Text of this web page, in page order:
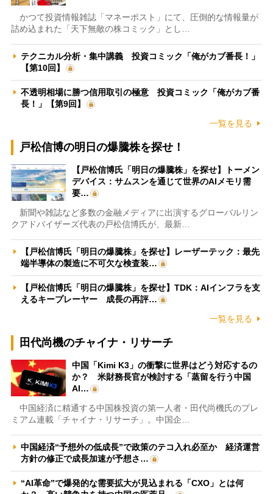
かつて投資情報雑誌「マネーポスト」にて、圧倒的な情報量が
詰め込まれた「天下無敵の株コミック」とし…
テクニカル分析・集中講義 投資コミック「俺がカブ番長！」
【第10回】
不透明相場に勝つ信用取引の極意 投資コミック「俺がカブ番
長！」【第9回】
一覧を見る
戸松信博の明日の爆騰株を探せ！
【戸松信博氏「明日の爆騰株」を探せ】トーメン
デバイス：サムスンを通じて世界のAIメモリ需
要…
新聞や雑誌など多数の金融メディアに出演するグローバルリン
クアドバイザーズ代表の戸松信博氏が、最新…
【戸松信博氏「明日の爆騰株」を探せ】レーザーテック：最先
端半導体の製造に不可欠な検査装…
【戸松信博氏「明日の爆騰株」を探せ】TDK：AIインフラを支
えるキープレーヤー 成長の再評…
一覧を見る
田代尚機のチャイナ・リサーチ
中国「Kimi K3」の衝撃に世界はどう対応するの
か？ 米財務長官が検討する「蒸留を行う中国
AI…
中国経済に精通する中国株投資の第一人者・田代尚機氏のプレ
ミアム連載「チャイナ・リサーチ」。中国企…
中国経済“予想外の低成長”で政策のテコ入れ必至か 経済運営
方針の修正で成長加速が予想さ…
“AI革命”で爆発的な需要拡大が見込まれる「CXO」とは何